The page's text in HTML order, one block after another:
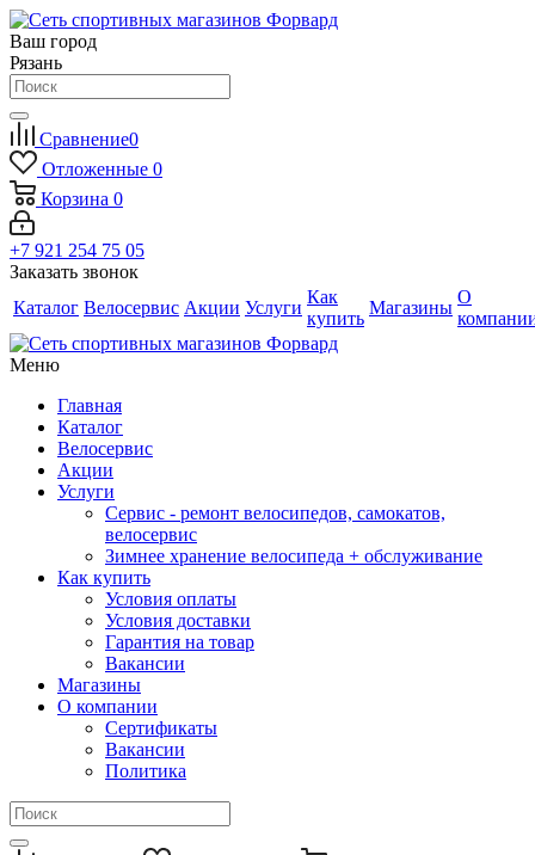
Ваш город
Рязань
Сравнение0
Отложенные 0
Корзина 0
+7 921 254 75 05
Заказать звонок
Каталог Велосервис Акции Услуги
Как
купить
Магазины
О
Меню
Главная
Каталог
Велосервис
Акции
Услуги
Сервис - ремонт велосипедов, самокатов,
велосервис
Зимнее хранение велосипеда + обслуживание
Как купить
Условия оплаты
Условия доставки
Гарантия на товар
Вакансии
Магазины
О компании
Сертификаты
Вакансии
Политика